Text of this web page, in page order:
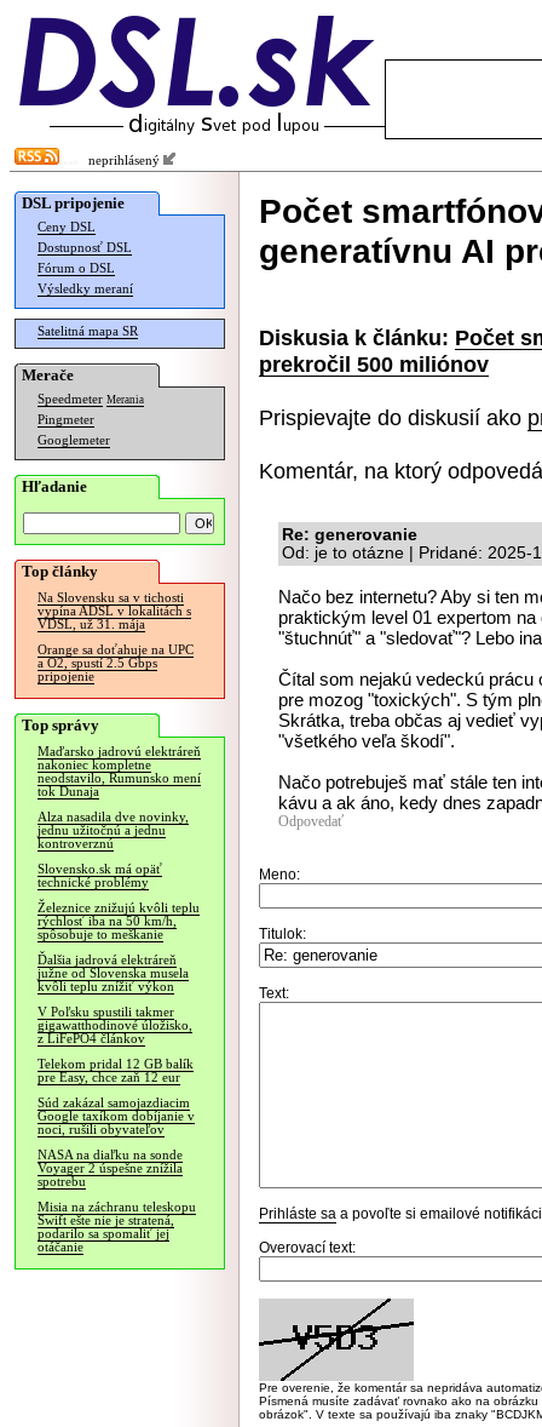
neprihlásený
DSL pripojenie
Ceny DSL
Dostupnosť DSL
Fórum o DSL
Výsledky meraní
Satelitná mapa SR
Merače
Speedmeter Merania
Pingmeter
Googlemeter
Hľadanie
Top články
Na Slovensku sa v tichosti
vypína ADSL v lokalitách s
VDSL, už 31. mája
Orange sa doťahuje na UPC
a O2, spustí 2.5 Gbps
pripojenie
Top správy
Maďarsko jadrovú elektráreň
nakoniec kompletne
neodstavilo, Rumunsko mení
tok Dunaja
Alza nasadila dve novinky,
jednu užitočnú a jednu
kontroverznú
Slovensko.sk má opäť
technické problémy
Železnice znižujú kvôli teplu
rýchlosť iba na 50 km/h,
spôsobuje to meškanie
Ďalšia jadrová elektráreň
južne od Slovenska musela
kvôli teplu znížiť výkon
V Poľsku spustili takmer
gigawatthodinové úložisko,
z LiFePO4 článkov
Telekom pridal 12 GB balík
pre Easy, chce zaň 12 eur
Súd zakázal samojazdiacim
Google taxíkom dobíjanie v
noci, rušili obyvateľov
NASA na diaľku na sonde
Voyager 2 úspešne znížila
spotrebu
Misia na záchranu teleskopu
Swift ešte nie je stratená,
podarilo sa spomaliť jej
otáčanie
Počet
generatívnu AI
Diskusia k článku: Počet
prekročil 500 miliónov
Prispievajte do diskusií ako
Komentár, na ktorý
Re: generovanie
Od: je to otázne | Pridané: 2025-
Načo bez internetu? Aby si ten
praktickým level 01 expertom
"štuchnúť" a "sledovať"? Lebo
Čítal som nejakú vedeckú prácu
pre mozog "toxických". S tým
Skrátka, treba občas aj vedieť
"všetkého veľa škodí".
Načo potrebuješ mať stále ten
kávu a ak áno, kedy dnes
Odpovedať
Meno:
Titulok:
Text:
Prihláste sa a povoľte si emailové
Overovací text:
Pre overenie, že komentár sa nepridáva
Písmená musíte zadávať rovnako ako na
obrázok". V texte sa používajú iba znaky